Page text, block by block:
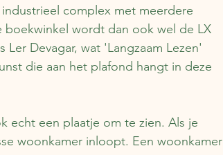
complex met meerdere
wordt dan ook wel de LX
Devagar, wat 'Langzaam Lezen'
die aan het plafond hangt in deze
echt een plaatje om te zien. Als je
woonkamer inloopt. Een woonkamer